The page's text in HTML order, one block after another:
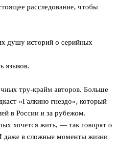
расследование, чтобы
душу историй о серийных
языков.
тру-крайм авторов. Больше
«Галкино гнездо», который
в России и за рубежом.
хочется жить, — так говорят о
даже в сложные моменты жизни